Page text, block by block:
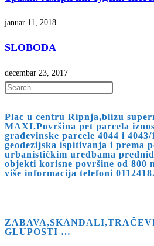
januar 11, 2018
SLOBODA
decembar 23, 2017
to
close
the
search
panel.
Plac u centru Ripnja,blizu
MAXI.Površina pet parcela
građevinske parcele 4044 i 4043/
geodezijska ispitivanja i prema
urbanističkim uredbama
objekti korisne površine od 800
više informacija telefoni
GLUPOSTI …